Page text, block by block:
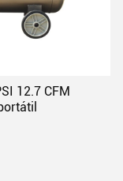
12.7 CFM